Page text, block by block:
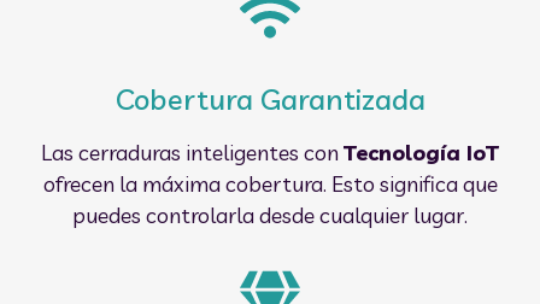
Cobertura Garantizada
Las cerraduras inteligentes conTecnología IoT
ofrecen la máxima cobertura. Esto significa que
puedes controlarla desde cualquier lugar.